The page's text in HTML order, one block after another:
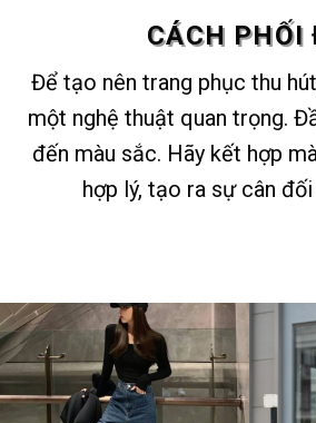
Hãy tạo nên phong cách riêng